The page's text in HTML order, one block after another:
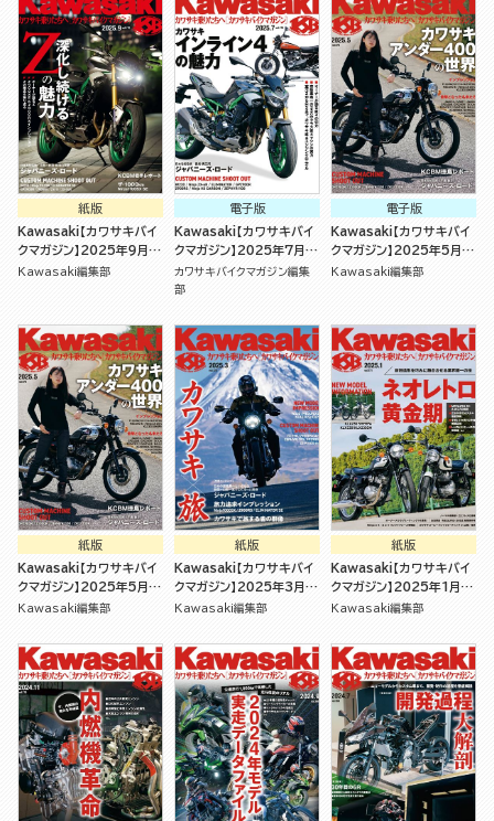
紙版
Kawasaki【カワサキバイ
クマガジン】2025年9月号
[雑誌]
Kawasaki編集部
電子版
Kawasaki【カワサキバイ
クマガジン】2025年7月号
[雑誌]
カワサキバイクマガジン編集
部
電子版
Kawasaki【カワサキバイ
クマガジン】2025年5月号
[雑誌]
Kawasaki編集部
紙版
Kawasaki【カワサキバイ
クマガジン】2025年5月号
[雑誌]
Kawasaki編集部
紙版
Kawasaki【カワサキバイ
クマガジン】2025年3月号
[雑誌]
Kawasaki編集部
紙版
Kawasaki【カワサキバイ
クマガジン】2025年1月号
[雑誌]
Kawasaki編集部